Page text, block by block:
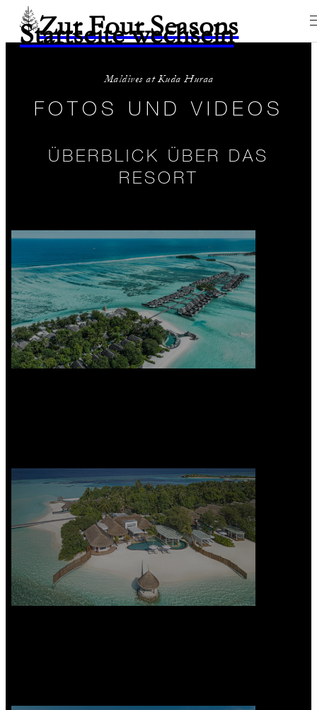
Zur Four Seasons
Startseite wechseln
Maldives at Kuda Huraa
FOTOS UND VIDEOS
ÜBERBLICK ÜBER DAS
RESORT